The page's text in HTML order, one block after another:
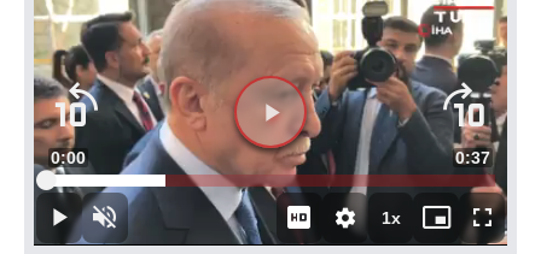
DuraklatSesi
Aç
Süre
0:01 Toplam
Süre
0:37
Yüklendi:
26.71%
1xOynatma
Hızı
Mini
oynatıcı
Tam
Ekran